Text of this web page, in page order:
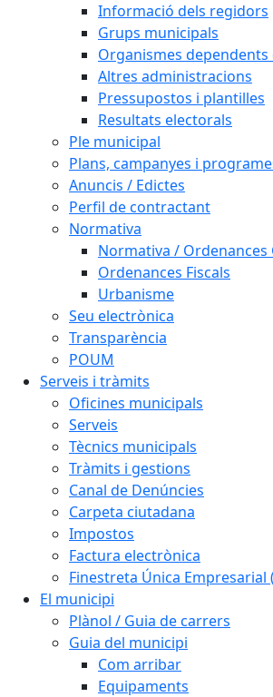
Informació dels regidors
Grups municipals
Organismes dependents
Altres administracions
Pressupostos i plantilles
Resultats electorals
Ple municipal
Plans, campanyes i
Anuncis / Edictes
Perfil de contractant
Normativa
Normativa / Ordenances
Ordenances Fiscals
Urbanisme
Seu electrònica
Transparència
POUM
Serveis i tràmits
Oficines municipals
Serveis
Tècnics municipals
Tràmits i gestions
Canal de Denúncies
Carpeta ciutadana
Impostos
Factura electrònica
Finestreta Única Empresarial
El municipi
Plànol / Guia de carrers
Guia del municipi
Com arribar
Equipaments